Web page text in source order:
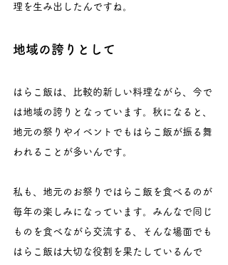
理を生み出したんですね。
地域の誇りとして
はらこ飯は、比較的新しい料理ながら、今で
は地域の誇りとなっています。秋になると、
地元の祭りやイベントでもはらこ飯が振る舞
われることが多いんです。
私も、地元のお祭りではらこ飯を食べるのが
毎年の楽しみになっています。みんなで同じ
ものを食べながら交流する、そんな場面でも
はらこ飯は大切な役割を果たしているんで